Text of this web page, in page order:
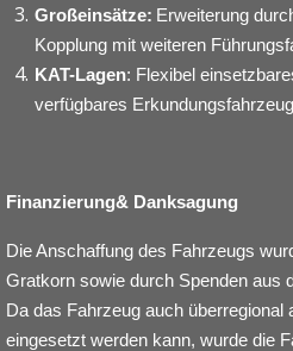
Großeinsätze: Erweiterung
Kopplung mit weiteren
KAT-Lagen: Flexibel
verfügbares Erkundungsfahrzeug
Finanzierung& Danksagung
Die Anschaffung des Fahrzeugs
Gratkorn sowie durch Spenden aus
Da das Fahrzeug auch überregional
eingesetzt werden kann, wurde die